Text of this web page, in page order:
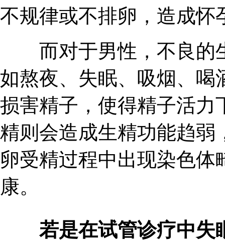
不规律或不排卵，造成怀
而对于男性，不良的
如熬夜、失眠、吸烟、喝
损害精子，使得精子活力
精则会造成生精功能趋弱
卵受精过程中出现染色
康。
若是在试管诊疗中失